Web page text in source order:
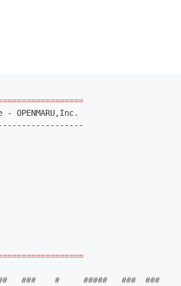
================
- OPENMARU,Inc.
================
###   ###    #     #####   ###  ###